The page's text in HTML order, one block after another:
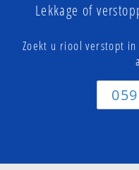
Lekkage of
Zoekt u riool verstopt in